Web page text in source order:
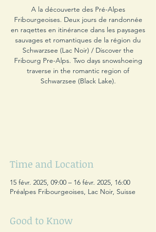
A la découverte des Pré-Alpes
Fribourgeoises. Deux jours de randonnée
en raqettes en itinérance dans les paysages
sauvages et romantiques de la région du
Schwarzsee (Lac Noir) / Discover the
Fribourg Pre-Alps. Two days snowshoeing
traverse in the romantic region of
Schwarzsee (Black Lake).
Time and Location
15 févr. 2025, 09:00 – 16 févr. 2025, 16:00
Préalpes Fribourgeoises, Lac Noir, Suisse
Good to Know